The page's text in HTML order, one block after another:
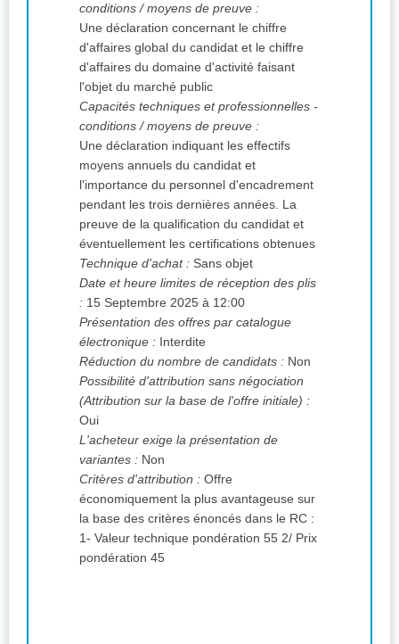
conditions / moyens de preuve :
Une déclaration concernant le chiffre
d'affaires global du candidat et le chiffre
d'affaires du domaine d'activité faisant
l'objet du marché public
Capacités techniques et professionnelles -
conditions / moyens de preuve :
Une déclaration indiquant les effectifs
moyens annuels du candidat et
l'importance du personnel d'encadrement
pendant les trois dernières années. La
preuve de la qualification du candidat et
éventuellement les certifications obtenues
Technique d'achat : Sans objet
Date et heure limites de réception des plis
: 15 Septembre 2025 à 12:00
Présentation des offres par catalogue
électronique : Interdite
Réduction du nombre de candidats : Non
Possibilité d'attribution sans négociation
(Attribution sur la base de l'offre initiale) :
Oui
L'acheteur exige la présentation de
variantes : Non
Critères d'attribution : Offre
économiquement la plus avantageuse sur
la base des critères énoncés dans le RC :
1- Valeur technique pondération 55 2/ Prix
pondération 45